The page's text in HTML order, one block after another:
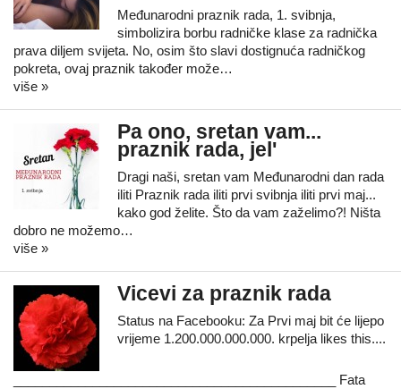
Međunarodni praznik rada, 1. svibnja,
simbolizira borbu radničke klase za radnička
prava diljem svijeta. No, osim što slavi dostignuća radničkog
pokreta, ovaj praznik također može…
više »
Pa ono, sretan vam...
praznik rada, jel'
Dragi naši, sretan vam Međunarodni dan rada
iliti Praznik rada iliti prvi svibnja iliti prvi maj...
kako god želite. Što da vam zaželimo?! Ništa
dobro ne možemo…
više »
Vicevi za praznik rada
Status na Facebooku: Za Prvi maj bit će lijepo
vrijeme 1.200.000.000.000. krpelja likes this....
_____________________________________________ Fata